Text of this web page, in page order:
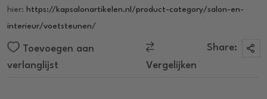
hier: https://kapsalonartikelen.nl/product-category/salon-en-
interieur/voetsteunen/
Toevoegen aan
verlanglijst
Vergelijken
Share: